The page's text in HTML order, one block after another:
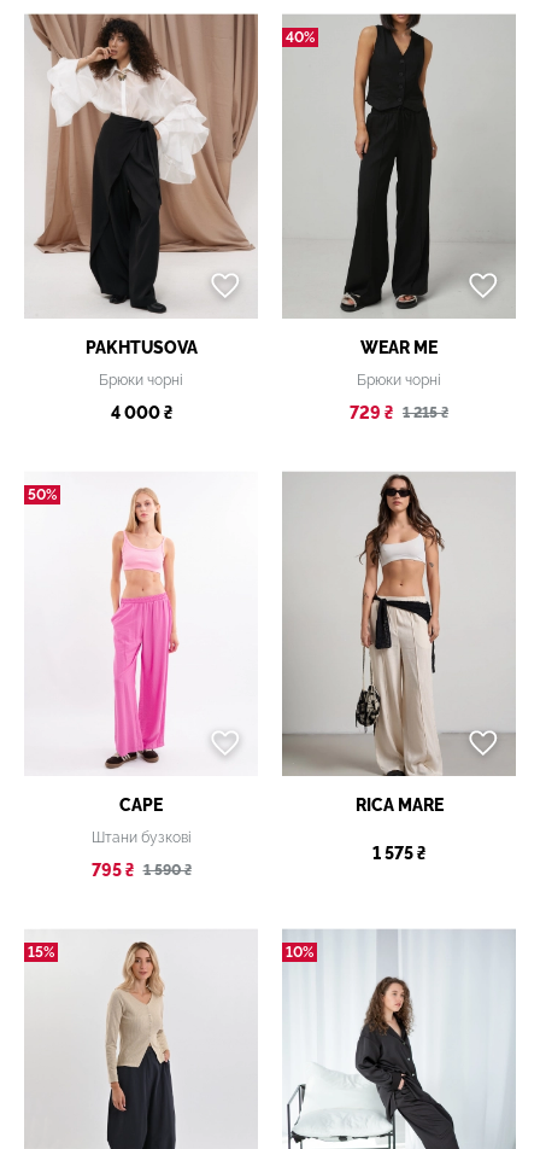
PAKHTUSOVA
Брюки чорні
4 000 ₴
40%
WEAR ME
Брюки чорні
729 ₴ 1 215 ₴
50%
CAPE
Штани бузкові
795 ₴ 1 590 ₴
RICA MARE
1 575 ₴
15% 10%